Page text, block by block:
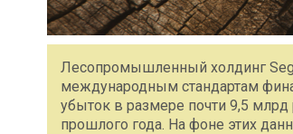
Лесопромышленный холдинг
международным стандартам
убыток в размере почти 9,5
прошлого года. На фоне этих